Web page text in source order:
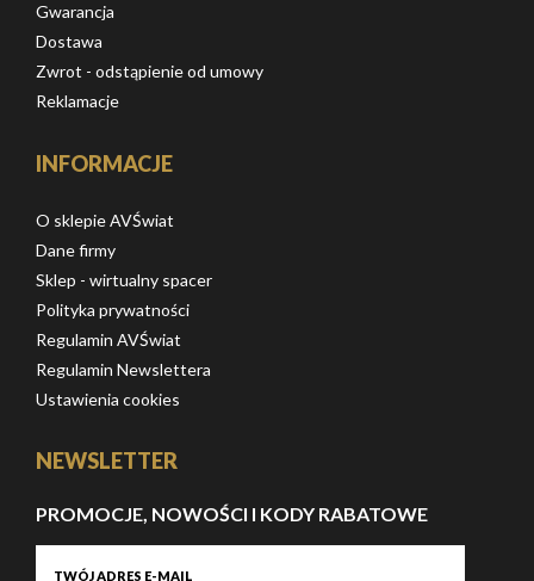
Gwarancja
Dostawa
Zwrot - odstąpienie od umowy
Reklamacje
INFORMACJE
O sklepie AVŚwiat
Dane firmy
Sklep - wirtualny spacer
Polityka prywatności
Regulamin AVŚwiat
Regulamin Newslettera
Ustawienia cookies
NEWSLETTER
PROMOCJE, NOWOŚCI I KODY RABATOWE